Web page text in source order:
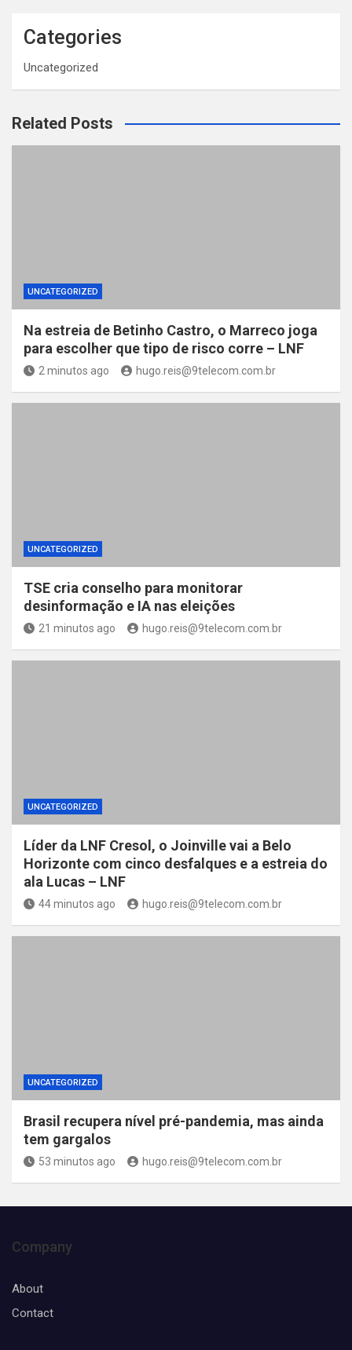
Categories
Uncategorized
Related Posts
UNCATEGORIZED
Na estreia de Betinho Castro, o Marreco joga
para escolher que tipo de risco corre – LNF
2 minutos ago hugo.reis@9telecom.com.br
UNCATEGORIZED
TSE cria conselho para monitorar
desinformação e IA nas eleições
21 minutos ago hugo.reis@9telecom.com.br
UNCATEGORIZED
Líder da LNF Cresol, o Joinville vai a Belo
Horizonte com cinco desfalques e a estreia do
ala Lucas – LNF
44 minutos ago hugo.reis@9telecom.com.br
UNCATEGORIZED
Brasil recupera nível pré-pandemia, mas ainda
tem gargalos
53 minutos ago hugo.reis@9telecom.com.br
Company
About
Contact